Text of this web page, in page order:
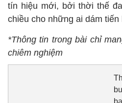
tín hiệu mới, bởi thời thế
chiều cho những ai dám tiến
*Thông tin trong bài chỉ
chiêm nghiệm